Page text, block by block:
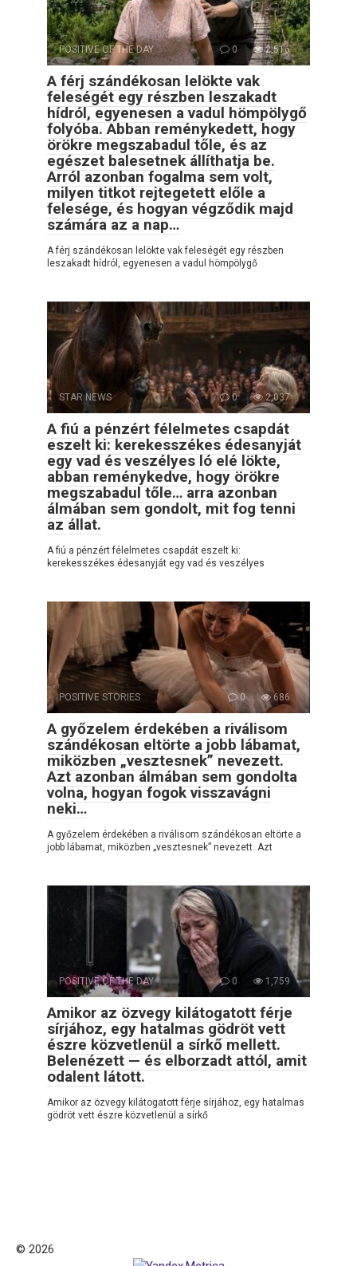
POSITIVE OF THE DAY 0 2,516
A férj szándékosan lelökte vak
feleségét egy részben leszakadt
hídról, egyenesen a vadul hömpölygő
folyóba. Abban reménykedett, hogy
örökre megszabadul tőle, és az
egészet balesetnek állíthatja be.
Arról azonban fogalma sem volt,
milyen titkot rejtegetett előle a
felesége, és hogyan végződik majd
számára az a nap…
A férj szándékosan lelökte vak feleségét egy részben
leszakadt hídról, egyenesen a vadul hömpölygő
STAR NEWS 0 2,037
A fiú a pénzért félelmetes csapdát
eszelt ki: kerekesszékes édesanyját
egy vad és veszélyes ló elé lökte,
abban reménykedve, hogy örökre
megszabadul tőle… arra azonban
álmában sem gondolt, mit fog tenni
az állat.
A fiú a pénzért félelmetes csapdát eszelt ki:
kerekesszékes édesanyját egy vad és veszélyes
POSITIVE STORIES 0 686
A győzelem érdekében a riválisom
szándékosan eltörte a jobb lábamat,
miközben „vesztesnek” nevezett.
Azt azonban álmában sem gondolta
volna, hogyan fogok visszavágni
neki…
A győzelem érdekében a riválisom szándékosan eltörte a
jobb lábamat, miközben „vesztesnek” nevezett. Azt
POSITIVE OF THE DAY 0 1,759
Amikor az özvegy kilátogatott férje
sírjához, egy hatalmas gödröt vett
észre közvetlenül a sírkő mellett.
Belenézett — és elborzadt attól, amit
odalent látott.
Amikor az özvegy kilátogatott férje sírjához, egy hatalmas
gödröt vett észre közvetlenül a sírkő
© 2026